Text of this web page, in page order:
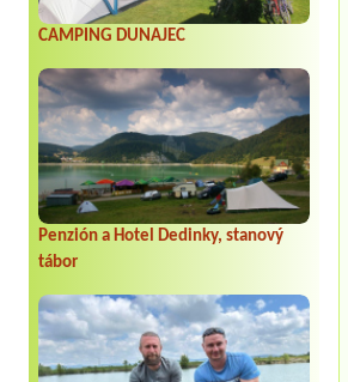
CAMPING DUNAJEC
Penzión a Hotel Dedinky, stanový
tábor